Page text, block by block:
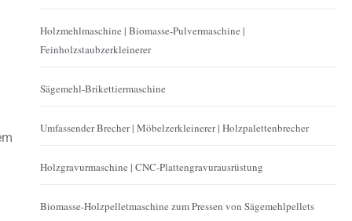
Holzmehlmaschine | Biomasse-Pulvermaschine |
Feinholzstaubzerkleinerer
Sägemehl-Brikettiermaschine
Umfassender Brecher | Möbelzerkleinerer | Holzpalettenbrecher
Holzgravurmaschine | CNC-Plattengravurausrüstung
Biomasse-Holzpelletmaschine zum Pressen von Sägemehlpellets